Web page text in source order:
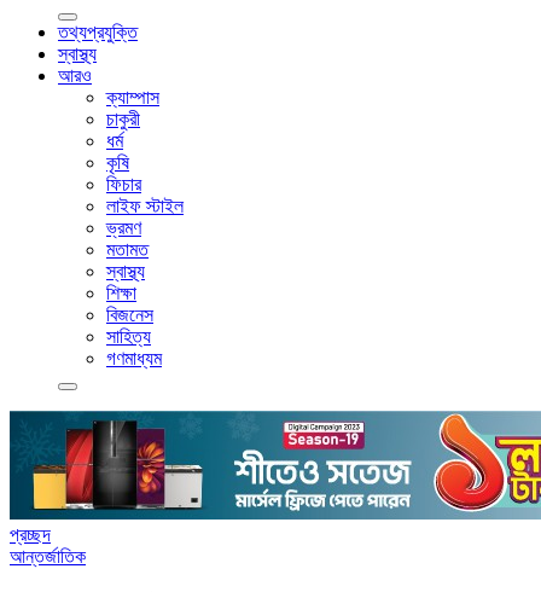
তথ্যপ্রযুক্তি
স্বাস্থ্য
আরও
ক্যাম্পাস
চাকুরী
ধর্ম
কৃষি
ফিচার
লাইফ স্টাইল
ভ্রমণ
মতামত
স্বাস্থ্য
শিক্ষা
বিজনেস
সাহিত্য
গণমাধ্যম
প্রচ্ছদ
আন্তর্জাতিক